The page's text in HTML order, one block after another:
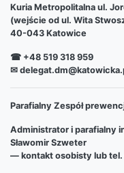
Kuria Metropolitalna ul.
(wejście od ul. Wita
40-043 Katowice
☎ +48 519 318 959
✉
Parafialny Zespół
Administrator i parafialny
Sławomir Szweter
— kontakt osobisty lub tel.